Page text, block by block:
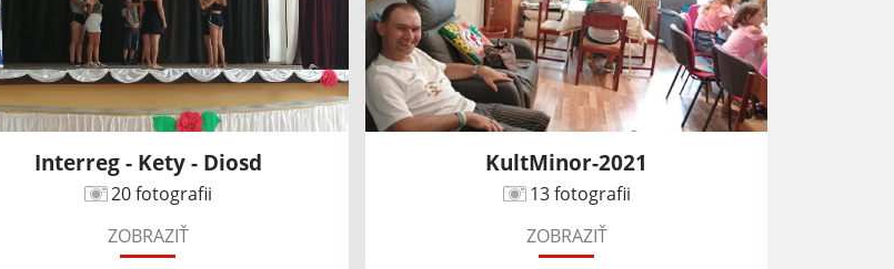
Interreg - Kety - Diosd
20 fotografii
ZOBRAZIŤ
KultMinor-2021
13 fotografii
ZOBRAZIŤ